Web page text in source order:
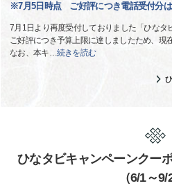
※7月5日時点 ご好評につき電話受付分は
7月1日より再度受付しておりました「ひなタ
ご好評につき予算上限に達しましたため、現
なお、本キ…続きを読む
ひなタビキャンペーンクー
（6/1～9/